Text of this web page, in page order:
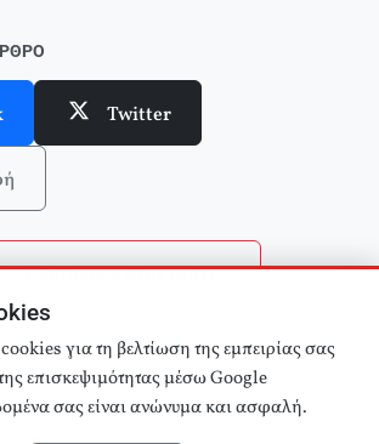
Twitter
Επιστροφή στην αρχική
Αναζήτηση άρθρων
για τη βελτίωση της εμπειρίας σας
επισκεψιμότητας μέσω Google
σας είναι ανώνυμα και ασφαλή.